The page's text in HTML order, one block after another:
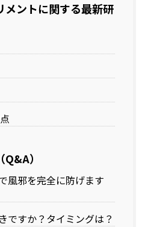
メントに関する最新研
）
風邪を完全に防げます
ですか？タイミングは？